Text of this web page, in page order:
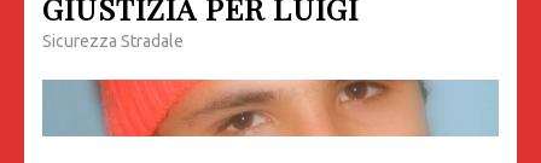
GIUSTIZIA PER LUIGI
Sicurezza Stradale